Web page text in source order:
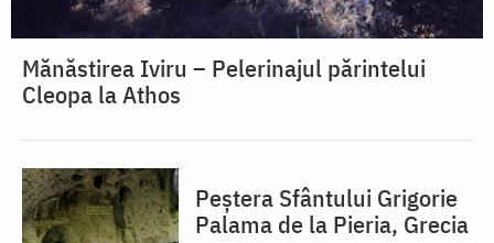
Mănăstirea Iviru – Pelerinajul părintelui
Cleopa la Athos
Peștera Sfântului Grigorie
Palama de la Pieria, Grecia